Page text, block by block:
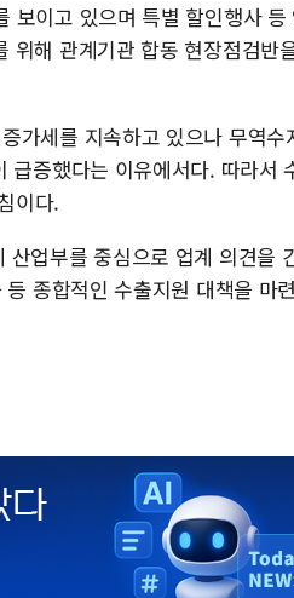
보이고 있으며 특별 할인행사
해 관계기관 합동 현장점검반
가세를 지속하고 있으나 무역수
증했다는 이유에서다. 따라서
이다.
업부를 중심으로 업계 의견을
종합적인 수출지원 대책을 마